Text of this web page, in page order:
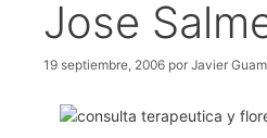
Jose
19 septiembre, 2006 por Javier